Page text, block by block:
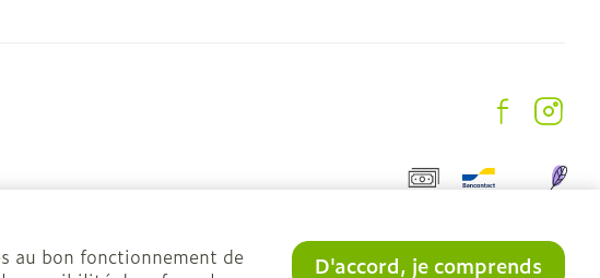
au bon fonctionnement de
D'accord, je comprends